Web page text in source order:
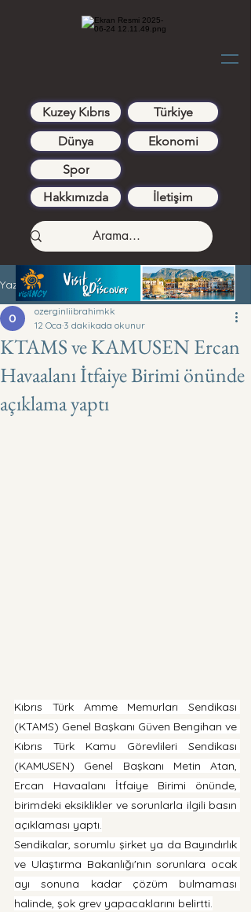
Kuzey Kıbrıs
Türkiye
Dünya
Ekonomi
Spor
Hakkımızda
İletişim
Yazı
KTAMS ve KAMUSEN Ercan
Havaalanı İtfaiye Birimi önünde
açıklama yaptı
ozerginliibrahimkk
12 Oca 3 dakikada okunur
Kıbrıs Türk Amme Memurları Sendikası
(KTAMS) Genel Başkanı Güven Bengihan ve
Kıbrıs Türk Kamu Görevlileri Sendikası
(KAMUSEN) Genel Başkanı Metin Atan,
Ercan Havaalanı İtfaiye Birimi önünde,
birimdeki eksiklikler ve sorunlarla ilgili basın
açıklaması yaptı.
Sendikalar, sorumlu şirket ya da Bayındırlık
ve Ulaştırma Bakanlığı'nın sorunlara ocak
ayı sonuna kadar çözüm bulmaması
halinde, şok grev yapacaklarını belirtti.